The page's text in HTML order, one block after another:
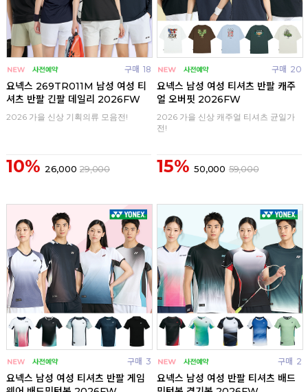
구매 18
요넥스 269TR011M 남성 여성 티
셔츠 반팔 긴팔 데일리 2026FW
2026 가을 신상 기획의류 모음전!
10% 26,000 29,000
구매 20
요넥스 남성 여성 티셔츠 반팔 캐주
얼 오버핏 2026FW
2026 가을 신상 캐주얼 티셔츠 균일가
전!
15% 50,000 59,000
구매 3
요넥스 남성 여성 티셔츠 반팔 게임
구매 2
요넥스 남성 여성 반팔 티셔츠 배드